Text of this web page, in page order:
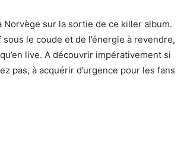
Norvège sur la sortie de ce killer album.
le coude et de l’énergie à revendre,
live. A découvrir impérativement si
pas, à acquérir d’urgence pour les fans